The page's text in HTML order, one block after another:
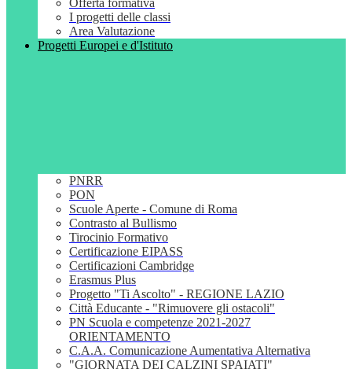
Offerta formativa
I progetti delle classi
Area Valutazione
Progetti Europei e d'Istituto
PNRR
PON
Scuole Aperte - Comune di Roma
Contrasto al Bullismo
Tirocinio Formativo
Certificazione EIPASS
Certificazioni Cambridge
Erasmus Plus
Progetto "Ti Ascolto" - REGIONE LAZIO
Città Educante - "Rimuovere gli ostacoli"
PN Scuola e competenze 2021-2027
ORIENTAMENTO
C.A.A. Comunicazione Aumentativa Alternativa
"GIORNATA DEI CALZINI SPAIATI"